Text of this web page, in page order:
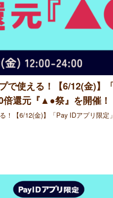
で使える！【6/12(金)】
倍還元『▲●祭』を開催！
！【6/12(金)】「Pay IDアプリ限定